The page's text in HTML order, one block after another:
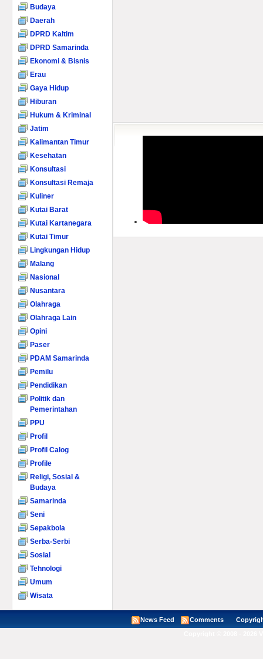
Budaya
Daerah
DPRD Kaltim
DPRD Samarinda
Ekonomi & Bisnis
Erau
Gaya Hidup
Hiburan
Hukum & Kriminal
Jatim
Kalimantan Timur
Kesehatan
Konsultasi
Konsultasi Remaja
Kuliner
Kutai Barat
Kutai Kartanegara
Kutai Timur
Lingkungan Hidup
Malang
Nasional
Nusantara
Olahraga
Olahraga Lain
Opini
Paser
PDAM Samarinda
Pemilu
Pendidikan
Politik dan
Pemerintahan
PPU
Profil
Profil Calog
Profile
Religi, Sosial &
Budaya
Samarinda
Seni
Sepakbola
Serba-Serbi
Sosial
Tehnologi
Umum
Wisata
News Feed Comments Copyright